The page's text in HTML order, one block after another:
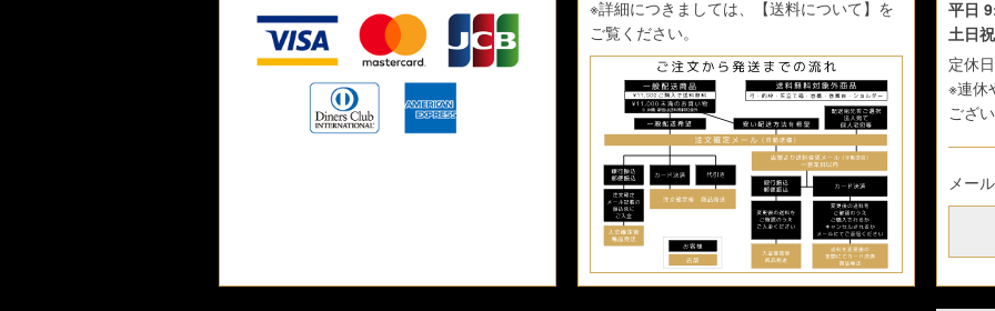
※詳細につきましては、
【送料について】 を
ご覧ください。
平日
土日
定休
※連休
ござ
メー